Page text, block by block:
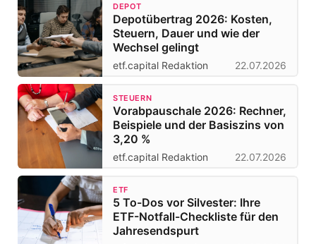
DEPOT
Depotübertrag 2026: Kosten,
Steuern, Dauer und wie der
Wechsel gelingt
etf.capital Redaktion 22.07.2026
STEUERN
Vorabpauschale 2026: Rechner,
Beispiele und der Basiszins von
3,20 %
etf.capital Redaktion 22.07.2026
ETF
5 To-Dos vor Silvester: Ihre
ETF-Notfall-Checkliste für den
Jahresendspurt